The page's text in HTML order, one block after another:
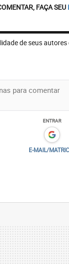
FAÇA SEU
de seus
ENTRAR
E-MAIL/